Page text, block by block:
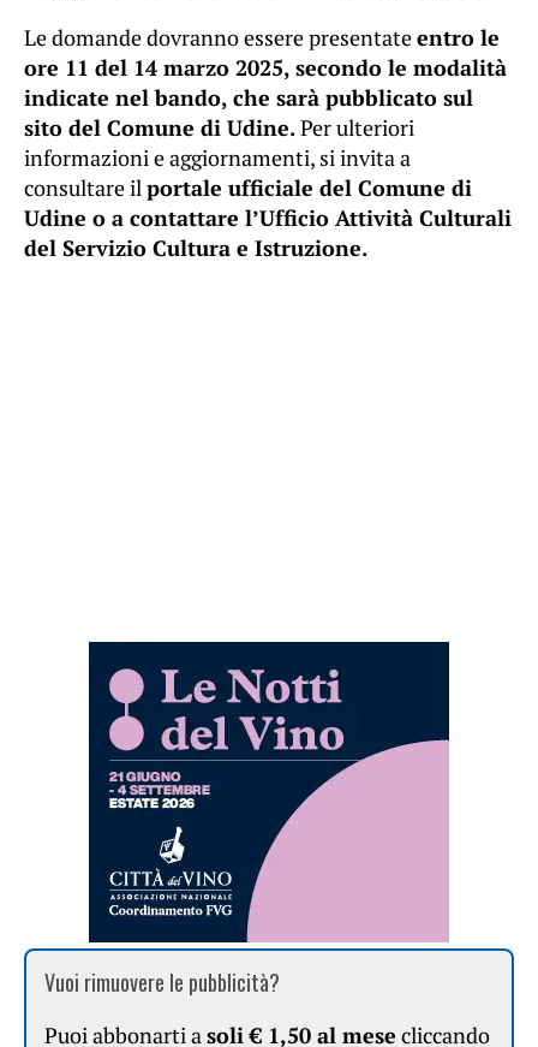
Le domande dovranno essere presentateentro le
ore 11 del 14 marzo 2025, secondo le modalità
indicate nel bando, che sarà pubblicato sul
sito del Comune di Udine.Per ulteriori
informazioni e aggiornamenti, si invita a
consultare ilportale ufficiale del Comune di
Udine o a contattare l’Ufficio Attività Culturali
del Servizio Cultura e Istruzione.
Vuoi rimuovere le pubblicità?
Puoi abbonarti asoli € 1,50 al mese cliccando